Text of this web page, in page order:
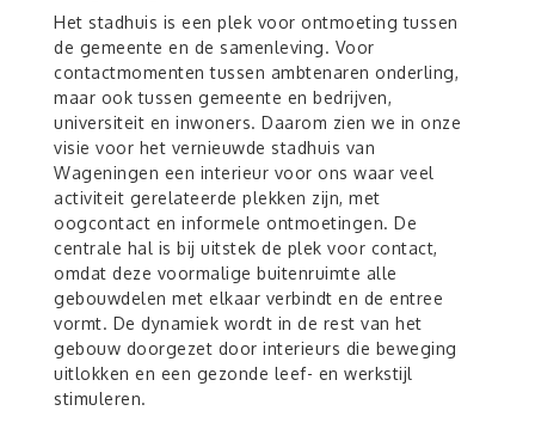
Het stadhuis is een plek voor ontmoeting tussen
de gemeente en de samenleving. Voor
contactmomenten tussen ambtenaren onderling,
maar ook tussen gemeente en bedrijven,
universiteit en inwoners. Daarom zien we in onze
visie voor het vernieuwde stadhuis van
Wageningen een interieur voor ons waar veel
activiteit gerelateerde plekken zijn, met
oogcontact en informele ontmoetingen. De
centrale hal is bij uitstek de plek voor contact,
omdat deze voormalige buitenruimte alle
gebouwdelen met elkaar verbindt en de entree
vormt. De dynamiek wordt in de rest van het
gebouw doorgezet door interieurs die beweging
uitlokken en een gezonde leef- en werkstijl
stimuleren.